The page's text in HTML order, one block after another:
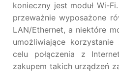
konieczny jest moduł Wi-
przeważnie wyposażone
LAN/Ethernet, a niektóre
umożliwiające
celu połączenia z
zakupem takich urządzeń